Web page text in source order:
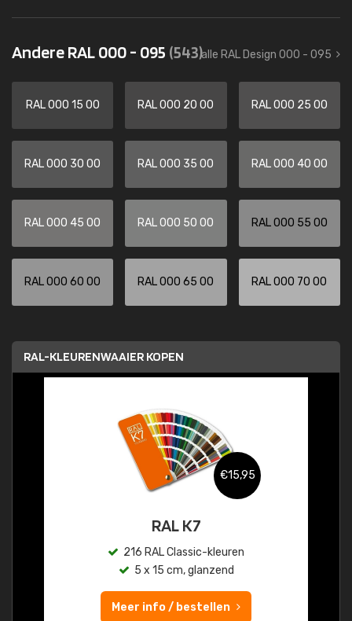
Andere RAL 000 - 095 (543)alle RAL Design 000 - 095
RAL 000 15 00 RAL 000 20 00 RAL 000 25 00
RAL 000 30 00 RAL 000 35 00 RAL 000 40 00
RAL 000 45 00 RAL 000 50 00 RAL 000 55 00
RAL 000 60 00 RAL 000 65 00 RAL 000 70 00
RAL-KLEURENWAAIER KOPEN
€15,95
RAL K7
216 RAL Classic-kleuren
5 x 15 cm, glanzend
Meer info / bestellen